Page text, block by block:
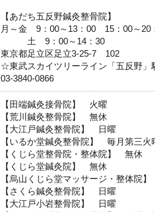
【あだち五反野鍼灸整骨院】
月～金 9：00～13：00 15：00～20
土 9：00～14：30
東京都足立区足立3-25-7 102
☆東武スカイツリーライン「五反野
03-3840-0866
【田端鍼灸接骨院】 火曜
【荒川鍼灸整骨院】 無休
【大江戸鍼灸整骨院】 日曜
【いるか堂鍼灸整骨院】 毎月第三火
【くじら堂整骨院・整体院】 無休
【くじら堂鍼灸院】 無休
【烏山くじら堂マッサージ・整体院
【さくら鍼灸整骨院】 日曜
【大江戸小岩整骨院】 日曜